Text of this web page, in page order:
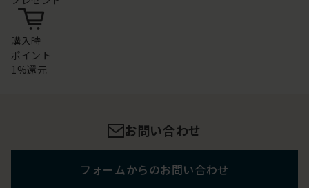
購入時
ポイント
1%還元
お問い合わせ
フォームからのお問い合わせ